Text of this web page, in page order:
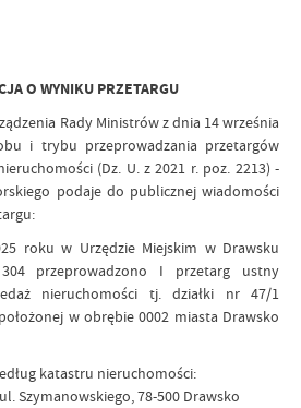
O WYNIKU PRZETARGU
Rady Ministrów z dnia 14 września
i trybu przeprowadzania przetargów
(Dz. U. z 2021 r. poz. 2213) -
podaje do publicznej wiadomości
roku w Urzędzie Miejskim w Drawsku
przeprowadzono I przetarg ustny
nieruchomości tj. działki nr 47/1
w obrębie 0002 miasta Drawsko
katastru nieruchomości:
Szymanowskiego, 78-500 Drawsko